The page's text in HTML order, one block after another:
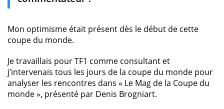
Mon optimisme était présent dès le début de cette
coupe du monde.
Je travaillais pour TF1 comme consultant et
j’intervenais tous les jours de la coupe du monde pour
analyser les rencontres dans « Le Mag de la Coupe du
monde », présenté par Denis Brogniart.